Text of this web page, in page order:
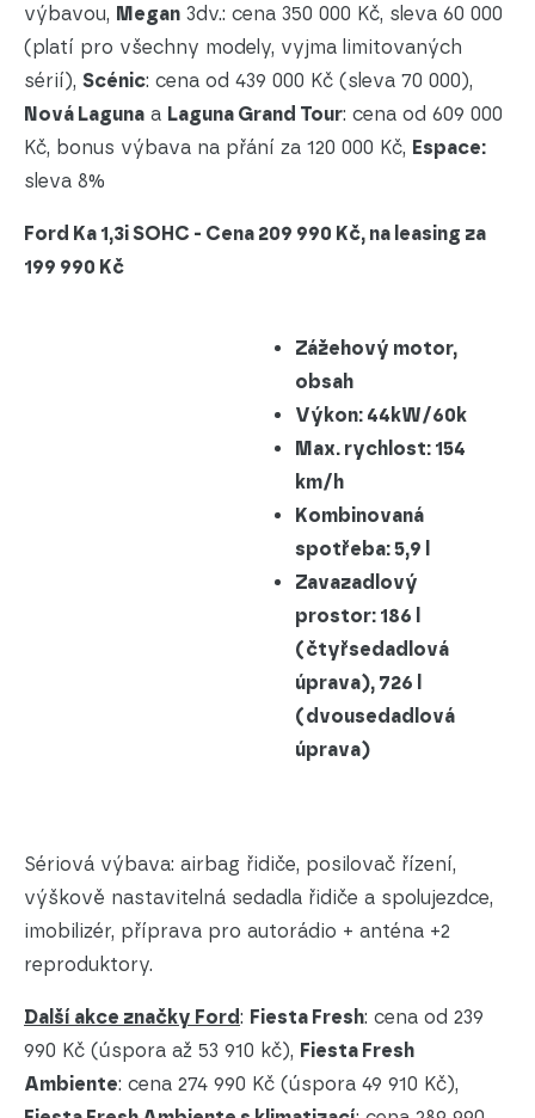
výbavou, Megan 3dv.: cena 350 000 Kč, sleva 60 000
(platí pro všechny modely, vyjma limitovaných
sérií), Scénic: cena od 439 000 Kč (sleva 70 000),
Nová Laguna a Laguna Grand Tour: cena od 609 000
Kč, bonus výbava na přání za 120 000 Kč, Espace:
sleva 8%
Ford Ka 1,3i SOHC - Cena 209 990 Kč, na leasing za
199 990 Kč
Zážehový motor,
obsah
Výkon: 44kW/60k
Max. rychlost: 154
km/h
Kombinovaná
spotřeba: 5,9 l
Zavazadlový
prostor: 186 l
(čtyřsedadlová
úprava), 726 l
(dvousedadlová
úprava)
Sériová výbava: airbag řidiče, posilovač řízení,
výškově nastavitelná sedadla řidiče a spolujezdce,
imobilizér, příprava pro autorádio + anténa +2
reproduktory.
Další akce značky Ford: Fiesta Fresh: cena od 239
990 Kč (úspora až 53 910 kč), Fiesta Fresh
Ambiente: cena 274 990 Kč (úspora 49 910 Kč),